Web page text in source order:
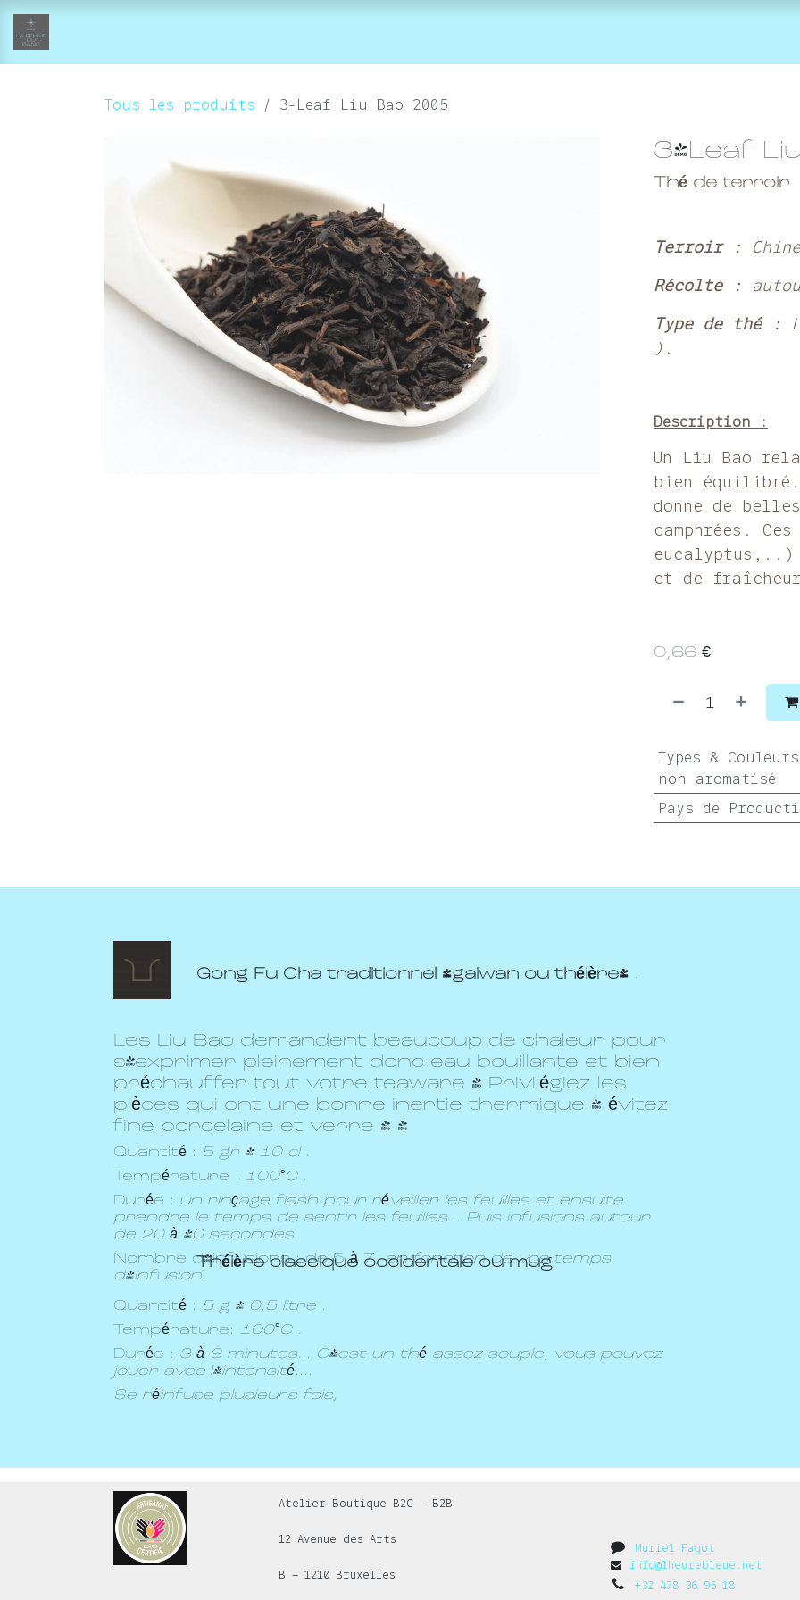
Se rendre au contenu
Tous les produits 3-Leaf Liu Bao 2005
3-Leaf
Thé de terroir
Terroir :
Récolte :
Type de thé :
).
Description :
Un Liu Bao
bien
donne de
camphrées.
eucalyptus,..)
et de
0,66 €
Types &
non aromatisé
Pays de
Gong Fu Cha traditionnel (gaiwan ou théière) .
Les Liu Bao demandent beaucoup de chaleur pour
s'exprimer pleinement donc eau bouillante et bien
préchauffer tout votre teaware ! Privilégiez les
pièces qui ont une bonne inertie thermique ( évitez
fine porcelaine et verre ! )
Quantité :
5 gr / 10 cl .
Température : 100°C .
Durée : un rinçage flash pour réveiller les feuilles et ensuite
prendre le temps de sentir les feuilles... Puis infusions autour
de 20 à 40 secondes.
Nombre d'infusions : de 5 à 7,en fonction de vos temps
d'infusion.
Quantité :
5 g / 0,5 litre .
Température: 100°C .
Durée : 3 à 6 minutes... C'est un thé assez souple, vous pouvez
jouer avec l'intensité....
Se réinfuse plusieurs fois,
Théière classique occidentale ou mug
Atelier-Boutique B2C - B2B
12 Avenue des Arts
B – 1210 Bruxelles
Muriel Fagot
info@lheurebleue.net
+32 478 36 95 18